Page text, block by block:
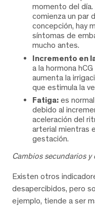
momento del
comienza un par
concepción, hay
síntomas de
mucho antes.
Incremento en
a la hormona
aumenta la
que estimula la
Fatiga: es
debido al
aceleración del
arterial mientras
gestación.
Cambios secundarios
Existen otros
desapercibidos, pero
ejemplo, tiende a ser